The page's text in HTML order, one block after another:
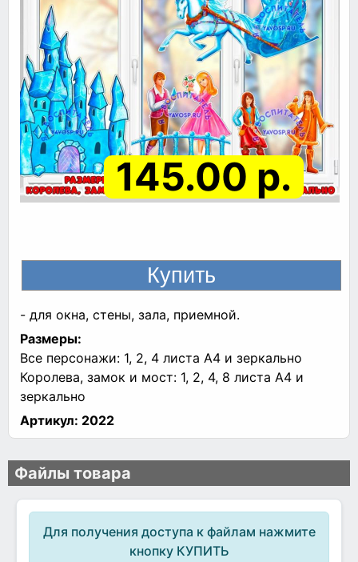
145.00 р.
- для окна, стены, зала, приемной.
Размеры:
Все персонажи: 1, 2, 4 листа А4 и зеркально
Королева, замок и мост: 1, 2, 4, 8 листа А4 и
зеркально
Артикул: 2022
Файлы товара
Для получения доступа к файлам нажмите
кнопку КУПИТЬ